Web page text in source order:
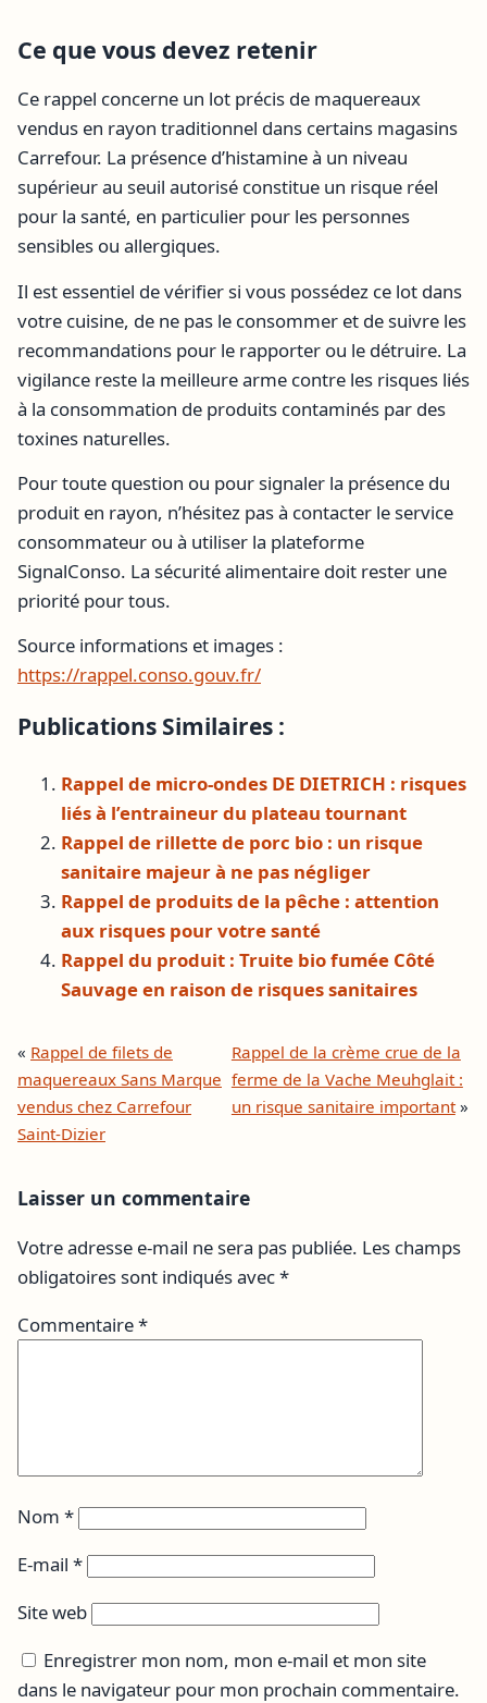
Ce que vous devez retenir
Ce rappel concerne un lot précis de maquereaux
vendus en rayon traditionnel dans certains magasins
Carrefour. La présence d’histamine à un niveau
supérieur au seuil autorisé constitue un risque réel
pour la santé, en particulier pour les personnes
sensibles ou allergiques.
Il est essentiel de vérifier si vous possédez ce lot dans
votre cuisine, de ne pas le consommer et de suivre les
recommandations pour le rapporter ou le détruire. La
vigilance reste la meilleure arme contre les risques liés
à la consommation de produits contaminés par des
toxines naturelles.
Pour toute question ou pour signaler la présence du
produit en rayon, n’hésitez pas à contacter le service
consommateur ou à utiliser la plateforme
SignalConso. La sécurité alimentaire doit rester une
priorité pour tous.
Source informations et images :
https://rappel.conso.gouv.fr/
Publications Similaires :
Rappel de micro-ondes DE DIETRICH : risques
liés à l’entraineur du plateau tournant
Rappel de rillette de porc bio : un risque
sanitaire majeur à ne pas négliger
Rappel de produits de la pêche : attention
aux risques pour votre santé
Rappel du produit : Truite bio fumée Côté
Sauvage en raison de risques sanitaires
« Rappel de filets de
maquereaux Sans Marque
vendus chez Carrefour
Saint-Dizier
Rappel de la crème crue de la
ferme de la Vache Meuhglait :
un risque sanitaire important»
Laisser un commentaire
Votre adresse e-mail ne sera pas publiée. Les champs
obligatoires sont indiqués avec*
Commentaire*
Nom *
E-mail *
Site web
Enregistrer mon nom, mon e-mail et mon site
dans le navigateur pour mon prochain commentaire.